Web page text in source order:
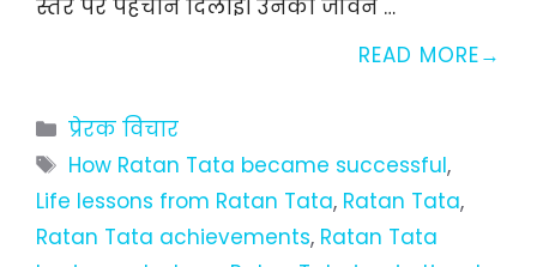
स्तर पर पहचान दिलाई। उनका जीवन …
READ MORE
Categories
प्रेरक विचार
Tags
How Ratan Tata became successful,
Life lessons from Ratan Tata, Ratan Tata,
Ratan Tata achievements, Ratan Tata